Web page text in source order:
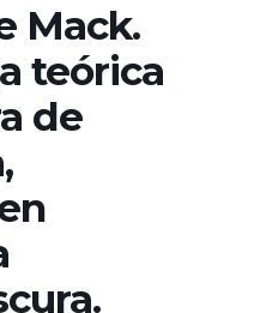
Mack.
teórica
de